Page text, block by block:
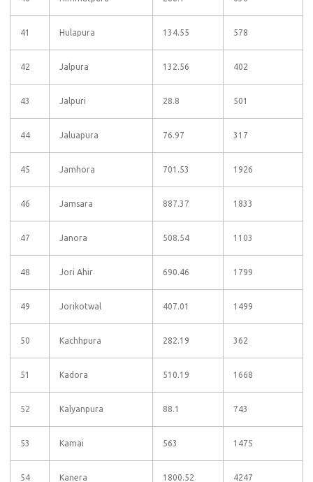
41 Hulapura 134.55 578
42 Jalpura 132.56 402
43 Jalpuri 28.8 501
44 Jaluapura 76.97 317
45 Jamhora 701.53 1926
46 Jamsara 887.37 1833
47 Janora 508.54 1103
48 Jori Ahir 690.46 1799
49 Jorikotwal 407.01 1499
50 Kachhpura 282.19 362
51 Kadora 510.19 1668
52 Kalyanpura 88.1 743
53 Kamai 563 1475
54 Kanera 1800.52 4247